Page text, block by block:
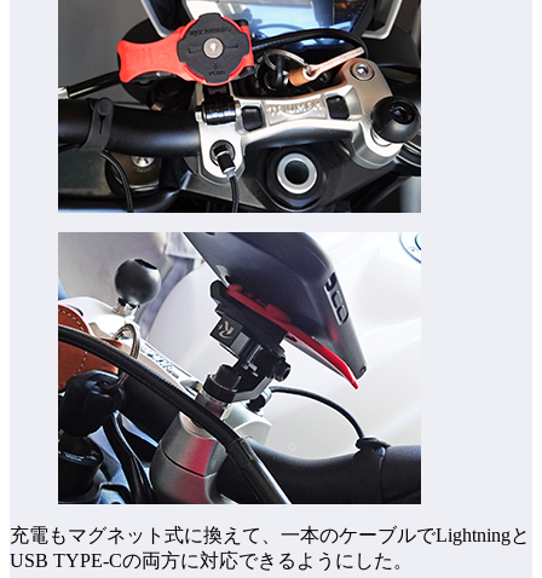
充電もマグネット式に換えて、一本のケーブルでLightningと
USB TYPE-Cの両方に対応できるようにした。